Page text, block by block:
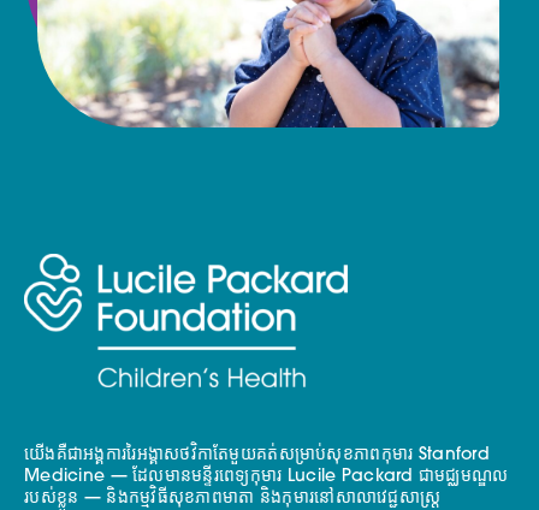
យើងគឺជាអង្គការរៃអង្គាសថវិកាតែមួយគត់សម្រាប់សុខភាពកុមារ Stanford
Medicine — ដែលមានមន្ទីរពេទ្យកុមារ Lucile Packard ជាមជ្ឈមណ្ឌល
របស់ខ្លួន — និងកម្មវិធីសុខភាពមាតា និងកុមារនៅសាលាវេជ្ជសាស្ត្រ